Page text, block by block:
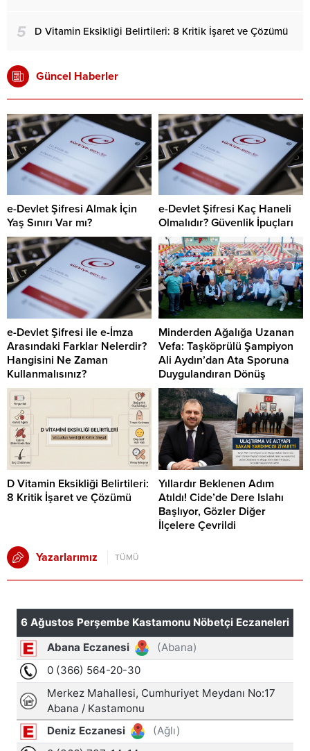
5 D Vitamin Eksikliği Belirtileri: 8 Kritik İşaret ve Çözümü
Güncel Haberler
e-Devlet Şifresi Almak İçin
Yaş Sınırı Var mı?
e-Devlet Şifresi Kaç Haneli
Olmalıdır? Güvenlik İpuçları
e-Devlet Şifresi ile e-İmza
Arasındaki Farklar Nelerdir?
Hangisini Ne Zaman
Kullanmalısınız?
Minderden Ağalığa Uzanan
Vefa: Taşköprülü Şampiyon
Ali Aydın’dan Ata Sporuna
Duygulandıran Dönüş
D Vitamin Eksikliği Belirtileri:
8 Kritik İşaret ve Çözümü
Yıllardır Beklenen Adım
Atıldı! Cide’de Dere Islahı
Başlıyor, Gözler Diğer
İlçelere Çevrildi
Yazarlarımız TÜMÜ